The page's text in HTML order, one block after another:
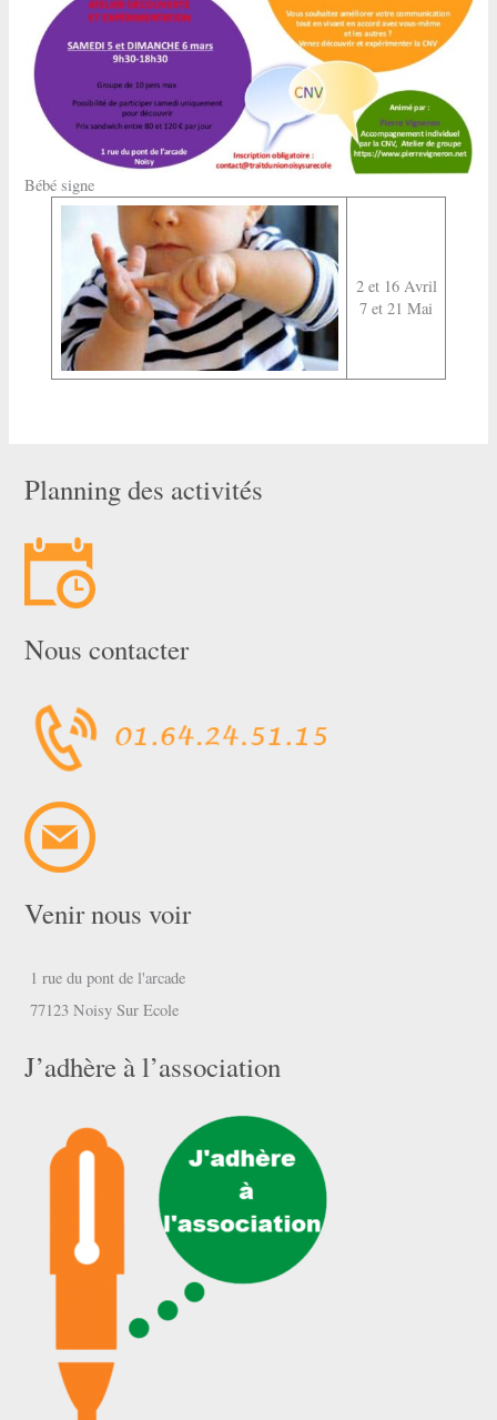
Bébé signe
2 et 16 Avril
7 et 21 Mai
Planning des activités
Nous contacter
Venir nous voir
1 rue du pont de l'arcade
77123 Noisy Sur Ecole
J’adhère à l’association